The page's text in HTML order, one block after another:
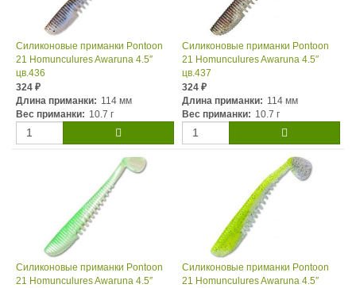
Силиконовые приманки Pontoon
21 Homunculures Awaruna 4.5″
цв.436
324 ₽
Длина приманки: 114 мм
Вес приманки: 10.7 г
Силиконовые приманки Pontoon
21 Homunculures Awaruna 4.5″
цв.437
324 ₽
Длина приманки: 114 мм
Вес приманки: 10.7 г
Силиконовые приманки Pontoon
21 Homunculures Awaruna 4.5″
Силиконовые приманки Pontoon
21 Homunculures Awaruna 4.5″